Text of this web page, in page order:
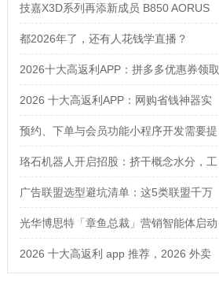
解锁自然年轻新姿态
技嘉X3D系列再添新成员 B850 AORUS
ELITE X3D主板强化性能体验
都2026年了，还有人花钱学直播？
2026十大高返利APP：拼多多优惠券领取
攻略
2026 十大高返利APP：网购省钱神器实
测对比
预约、下单与会员功能小程序开发需要提
前确认什么
珞石机器人开启招股：挤干概念水分，工
业、协作、具身三箭齐发
广告联盟选型避坑清单：这5类联盟千万
别碰
光华博思特「章鱼总裁」营销智能体启动
内测，引领咨询行业模式革命
2026 十大高返利 app 推荐，2026 外卖